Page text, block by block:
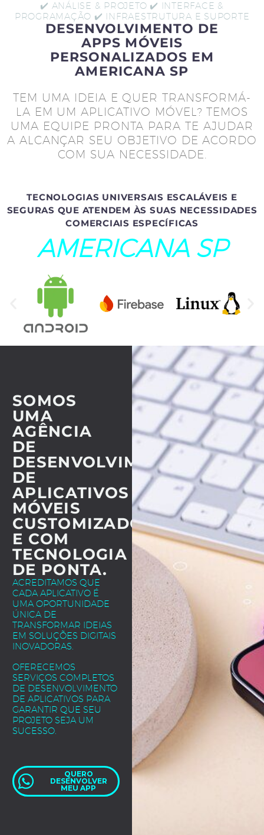
✔️ ANÁLISE & PROJETO ✔️ INTERFACE &
PROGRAMAÇÃO ✔️ INFRAESTRUTURA E SUPORTE
DESENVOLVIMENTO DE
APPS MÓVEIS
PERSONALIZADOS EM
AMERICANA SP
TEM UMA IDEIA E QUER TRANSFORMÁ-
LA EM UM APLICATIVO MÓVEL? TEMOS
UMA EQUIPE PRONTA PARA TE AJUDAR
A ALCANÇAR SEU OBJETIVO DE ACORDO
COM SUA NECESSIDADE.
TECNOLOGIAS UNIVERSAIS ESCALÁVEIS E
SEGURAS QUE ATENDEM ÀS SUAS NECESSIDADES
COMERCIAIS ESPECÍFICAS
AMERICANA SP
SOMOS
UMA
AGÊNCIA
DE
DESENVOLVIMENTO
DE
APLICATIVOS
MÓVEIS
CUSTOMIZADOS
E COM
TECNOLOGIA
DE PONTA.
ACREDITAMOS QUE
CADA APLICATIVO É
UMA OPORTUNIDADE
ÚNICA DE
TRANSFORMAR IDEIAS
EM SOLUÇÕES DIGITAIS
INOVADORAS.
OFERECEMOS
SERVIÇOS COMPLETOS
DE DESENVOLVIMENTO
DE APLICATIVOS PARA
GARANTIR QUE SEU
PROJETO SEJA UM
SUCESSO.
QUERO
DESENVOLVER
MEU APP